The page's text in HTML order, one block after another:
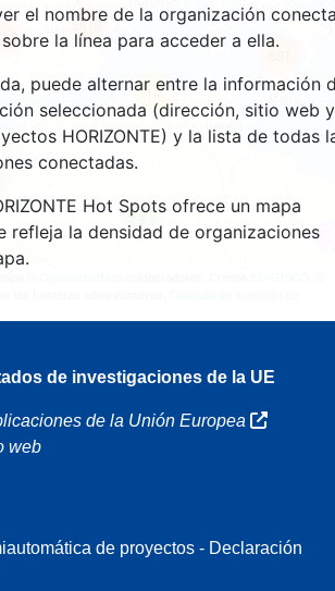
el nombre de la organización
la línea para acceder a ella.
puede alternar entre la información
seleccionada (dirección, sitio web y
HORIZONTE) y la lista de todas
conectadas.
Hot Spots ofrece un mapa
refleja la densidad de organizaciones
7
14
5819
de investigaciones de la UE
de la Unión Europea
web
de proyectos - Declaración